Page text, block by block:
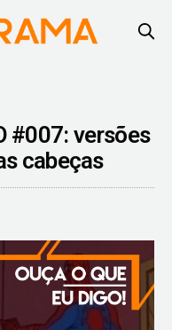
#007: versões
cabeças